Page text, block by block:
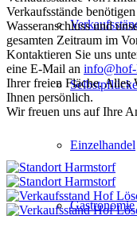
Einzelhandel
Gastronomie
Verkaufsstände
Wasseranschluss und
gesamten Zeitraum im
Kontaktieren Sie uns
eine E-Mail an info@hof-
Ihrer freien Fläche. Alles
Ihnen persönlich.
Wir freuen uns auf Ihre